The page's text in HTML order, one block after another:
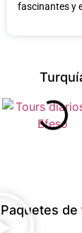
fascinantes y
Paquetes